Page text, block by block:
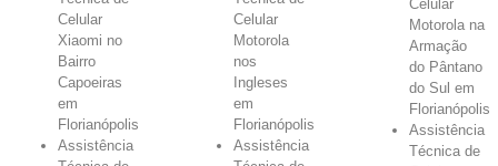
Celular
Xiaomi no
Bairro
Capoeiras
em
Florianópolis
Assistência
Celular
Motorola
nos
Ingleses
em
Florianópolis
Assistência
Celular
Motorola na
Armação
do Pântano
do Sul em
Florianópolis
Assistência
Técnica de